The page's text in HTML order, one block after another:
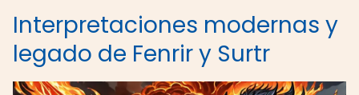
Interpretaciones modernas y
legado de Fenrir y Surtr